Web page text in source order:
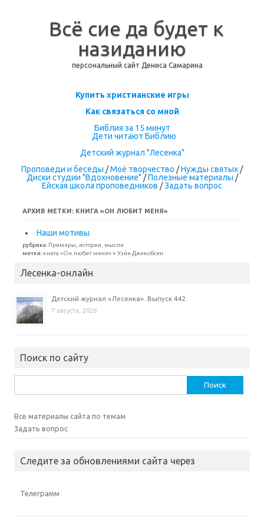
Всё сие да будет к
назиданию
персональный сайт Дениса Самарина
Перейти к содержимому
Купить христианские игры
Как связаться со мной
Библия за 15 минут
Дети читают Библию
Детский журнал "Лесенка"
Проповеди и беседы /Моё творчество /Нужды святых /
Диски студии "Вдохновение" /Полезные материалы /
Ейская школа проповедников /Задать вопрос
АРХИВ МЕТКИ: КНИГА «ОН ЛЮБИТ МЕНЯ»
Наши мотивы
рубрика: Примеры, истории, мысли
метки: книга «Он любит меня»> Уэйн Джекобсен
Лесенка-онлайн
Детский журнал «Лесенка». Выпуск 442.
7 августа, 2026
Поиск по сайту
Все материалы сайта по темам
Задать вопрос
Следите за обновлениями сайта через
Телеграмм